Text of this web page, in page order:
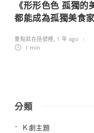
《形形色色 孤獨
都能成為孤獨美食家
重點就在括號裡
1 年 ago
1 min
分類
Ｋ劇主題